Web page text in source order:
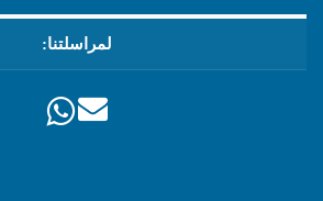
لمراسلتنا: